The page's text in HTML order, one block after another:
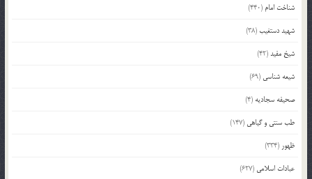
شناخت امام (440)
شهید دستغیب(38)
شیخ مفید(42)
شیعه شناسی (69)
صحیفه سجادیه (4)
طب سنتی و گیاهی (147)
ظهور (334)
عبادات اسلامی (627)